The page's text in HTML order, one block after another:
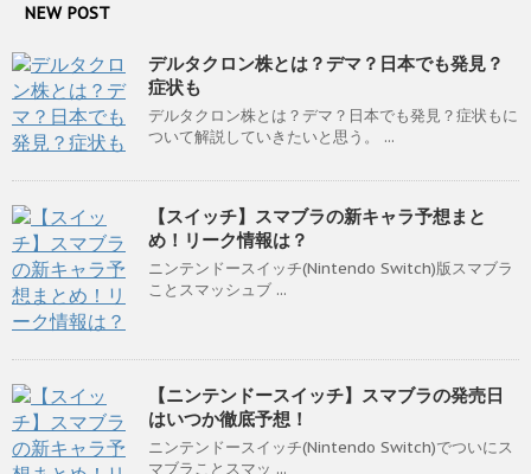
NEW POST
デルタクロン株とは？デマ？日本でも発見？
症状も
デルタクロン株とは？デマ？日本でも発見？症状もに
ついて解説していきたいと思う。 ...
【スイッチ】スマブラの新キャラ予想まと
め！リーク情報は？
ニンテンドースイッチ(Nintendo Switch)版スマブラ
ことスマッシュブ ...
【ニンテンドースイッチ】スマブラの発売日
はいつか徹底予想！
ニンテンドースイッチ(Nintendo Switch)でついにス
マブラことスマッ ...